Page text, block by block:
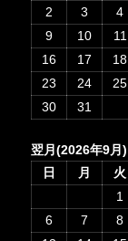
2
3 4
9
10 11
16
17 18
23
24 25
30
31
翌月(2026年9月)
日
月 火
1
6
7 8